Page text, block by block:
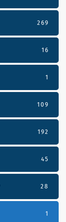
269
16
1
109
192
45
28
1